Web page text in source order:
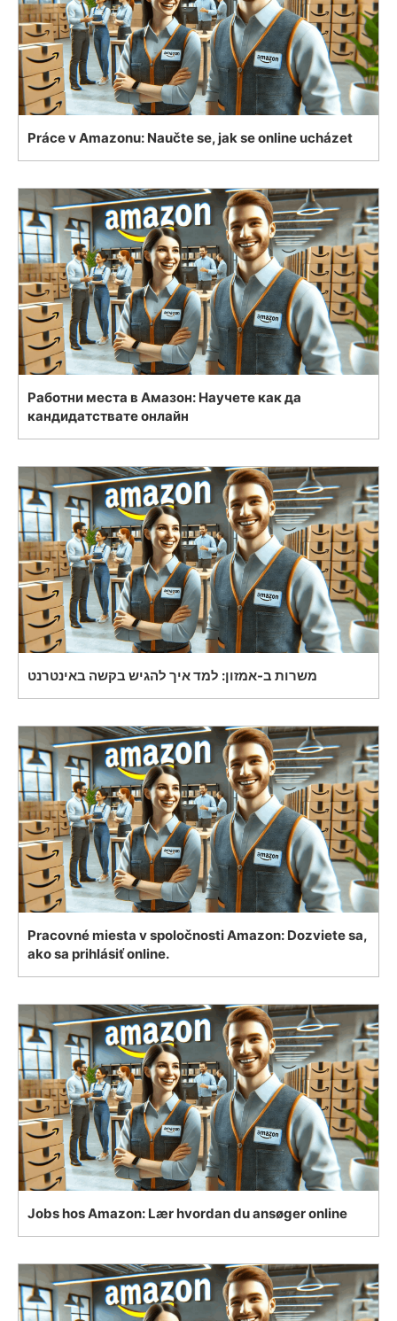
Práce v Amazonu: Naučte se, jak se online ucházet
Работни места в Амазон: Научете как да
кандидатствате онлайн
משרות ב-אמזון: למד איך להגיש בקשה באינטרנט
Pracovné miesta v spoločnosti Amazon: Dozviete sa,
ako sa prihlásiť online.
Jobs hos Amazon: Lær hvordan du ansøger online